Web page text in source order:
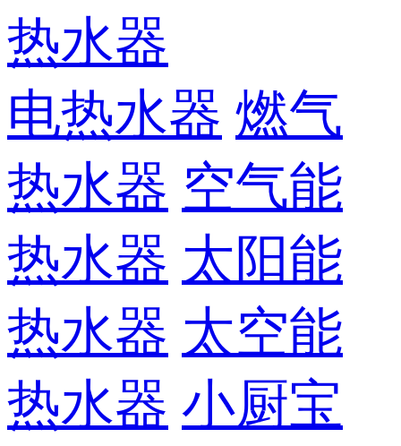
热水器
电热水器 燃气
热水器 空气能
热水器 太阳能
热水器 太空能
热水器 小厨宝